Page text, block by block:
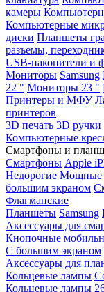
камеры
Компьютерные
диски Планшеты
разъемы,
USB-накопители и
Мониторы Samsung
22 " Мониторы 23 "
Принтеры и МФУ
принтеров
3D печать 3D ручки
Компьютерные
Смартфоны и
Смартфоны Apple
Недорогие Мощные
большим экраном
Флагманские
Планшеты Samsung
Аксессуары для
Кнопочные
С большим экраном
Аксессуары для
Кольцевые лампы
Кольцевые лампы